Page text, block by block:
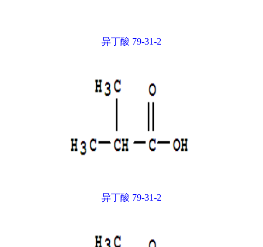
异丁酸 79-31-2
异丁酸 79-31-2